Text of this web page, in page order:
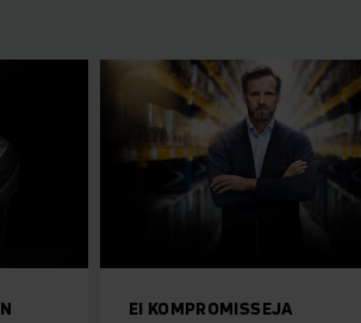
EI KOMPROMISSEJA